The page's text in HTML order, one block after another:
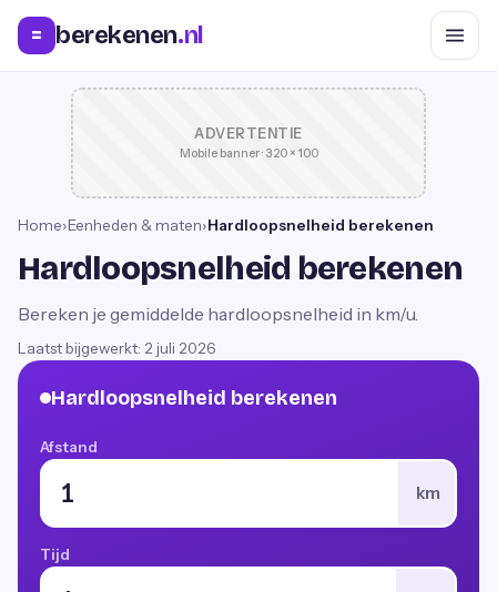
= berekenen.nl
ADVERTENTIE
Mobile banner · 320 × 100
Home›Eenheden & maten›Hardloopsnelheid berekenen
Hardloopsnelheid berekenen
Bereken je gemiddelde hardloopsnelheid in km/u.
Laatst bijgewerkt: 2 juli 2026
Hardloopsnelheid berekenen
Afstand
km
Tijd